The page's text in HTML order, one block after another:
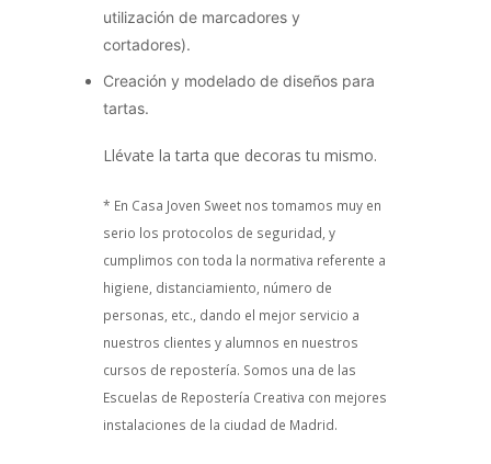
utilización de marcadores y
cortadores).
Creación y modelado de diseños para
tartas.
Llévate la tarta que decoras tu mismo.
* En Casa Joven Sweet nos tomamos muy en
serio los protocolos de seguridad, y
cumplimos con toda la normativa referente a
higiene, distanciamiento, número de
personas, etc., dando el mejor servicio a
nuestros clientes y alumnos en nuestros
cursos de repostería. Somos una de las
Escuelas de Repostería Creativa con mejores
instalaciones de la ciudad de Madrid.